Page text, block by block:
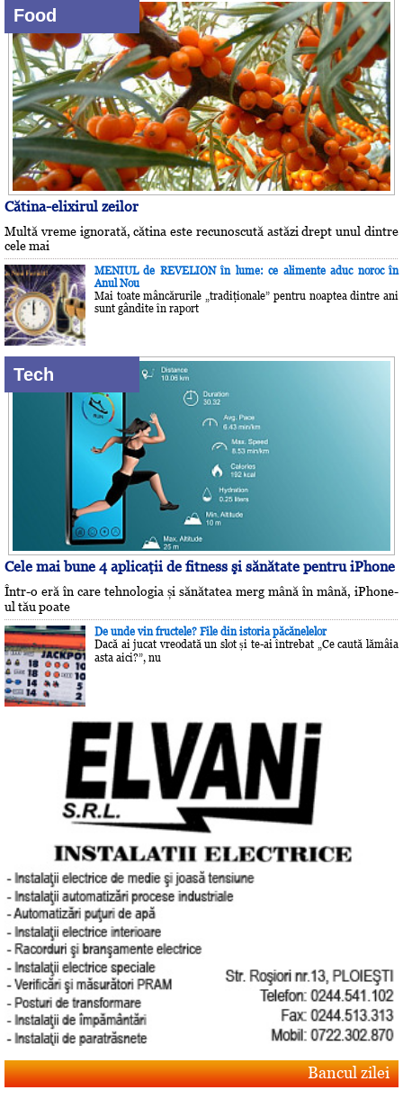
Food
Cătina-elixirul zeilor
Multă vreme ignorată, cătina este recunoscută astăzi drept unul dintre
cele mai
MENIUL de REVELION în lume: ce alimente aduc noroc în
Anul Nou
Mai toate mâncărurile „tradiţionale” pentru noaptea dintre ani
sunt gândite în raport
Tech
Cele mai bune 4 aplicaţii de fitness şi sănătate pentru iPhone
Într-o eră în care tehnologia și sănătatea merg mână în mână, iPhone-
ul tău poate
De unde vin fructele? File din istoria păcănelelor
Dacă ai jucat vreodată un slot și te-ai întrebat „Ce caută lămâia
asta aici?”, nu
Bancul zilei